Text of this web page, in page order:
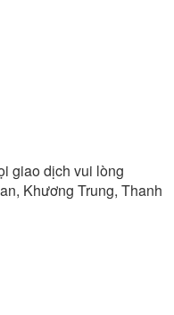
Khương Trung, Thanh